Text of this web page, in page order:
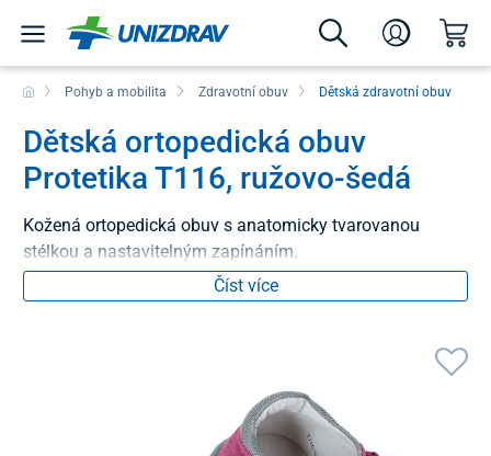
Pohyb a mobilita Zdravotní obuv Dětská zdravotní obuv
Dětská ortopedická obuv
Protetika T116, ružovo-šedá
Kožená ortopedická obuv s anatomicky tvarovanou
stélkou a nastavitelným zapínáním.
Číst více